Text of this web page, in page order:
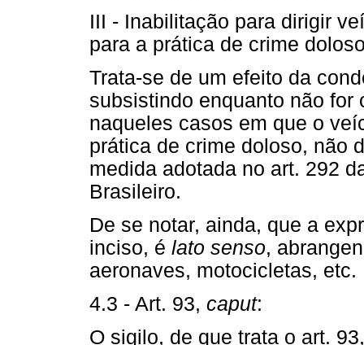
III - Inabilitação para dirigir
para a prática de crime
Trata-se de um efeito da
subsistindo enquanto não
naqueles casos em que o
prática de crime doloso, não
medida adotada no art. 292
Brasileiro.
De se notar, ainda, que a
inciso, é lato senso,
aeronaves, motocicletas, etc.
4.3 - Art. 93, caput:
O sigilo, de que trata o art.